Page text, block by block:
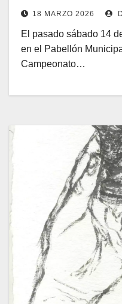
18 MARZO 2026
El pasado sábado 14
en el Pabellón
Campeonato…